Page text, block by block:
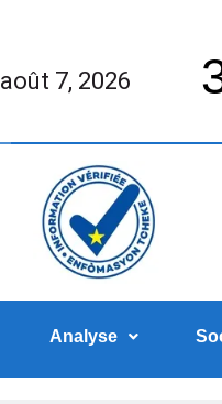
août 7, 2026
Analyse